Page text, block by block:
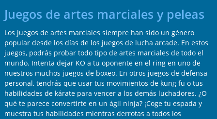
Juegos de artes marciales y peleas
Los juegos de artes marciales siempre han sido un género
popular desde los días de los juegos de lucha arcade. En estos
juegos, podrás probar todo tipo de artes marciales de todo el
mundo. Intenta dejar KO a tu oponente en el ring en uno de
nuestros muchos juegos de boxeo. En otros juegos de defensa
personal, tendrás que usar tus movimientos de kung fu o tus
habilidades de kárate para vencer a los demás luchadores. ¿O
qué te parece convertirte en un ágil ninja? ¡Coge tu espada y
muestra tus habilidades mientras derrotas a todos los